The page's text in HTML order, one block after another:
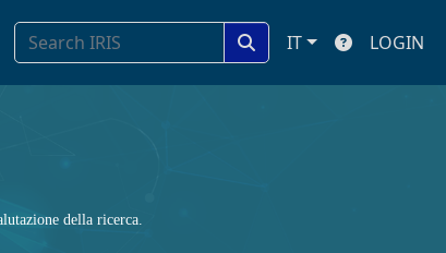
IT LOGIN
della ricerca.